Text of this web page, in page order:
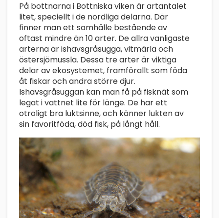
På bottnarna i Bottniska viken är artantalet
litet, speciellt i de nordliga delarna. Där
finner man ett samhälle bestående av
oftast mindre än 10 arter. De allra vanligaste
arterna är ishavsgråsugga, vitmärla och
östersjömussla. Dessa tre arter är viktiga
delar av ekosystemet, framförallt som föda
åt fiskar och andra större djur.
Ishavsgråsuggan kan man få på fisknät som
legat i vattnet lite för länge. De har ett
otroligt bra luktsinne, och känner lukten av
sin favoritföda, död fisk, på långt håll.